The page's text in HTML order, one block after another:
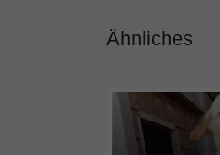
Ähnliches